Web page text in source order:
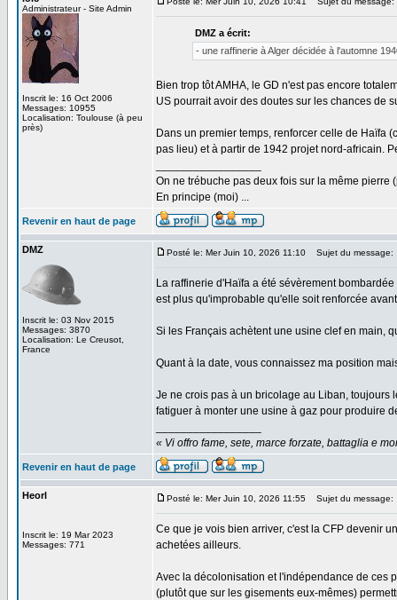
Administrateur - Site Admin
Inscrit le: 16 Oct 2006
Messages: 10955
Localisation: Toulouse (à peu
près)
DMZ a écrit:
- une raffinerie à Alger décidée à l'automne
Bien trop tôt AMHA, le GD n'est pas encore
US pourrait avoir des doutes sur les chances de
Dans un premier temps, renforcer celle de Haïfa
pas lieu) et à partir de 1942 projet nord-africain.
On ne trébuche pas deux fois sur la même pierre
En principe (moi) ...
Revenir en haut de page
DMZ
Inscrit le: 03 Nov 2015
Messages: 3870
Localisation: Le Creusot,
France
Posté le: Mer Juin 10, 2026 11:10 Sujet du message:
La raffinerie d'Haïfa a été sévèrement
est plus qu'improbable qu'elle soit renforcée
Si les Français achètent une usine clef en main,
Quant à la date, vous connaissez ma position
Je ne crois pas à un bricolage au Liban,
fatiguer à monter une usine à gaz pour produire
« Vi offro fame, sete, marce forzate, battaglia e
Revenir en haut de page
Heorl
Inscrit le: 19 Mar 2023
Messages: 771
Posté le: Mer Juin 10, 2026 11:55 Sujet du message:
Ce que je vois bien arriver, c'est la CFP devenir
achetées ailleurs.
Avec la décolonisation et l'indépendance de ces
(plutôt que sur les gisements eux-mêmes)